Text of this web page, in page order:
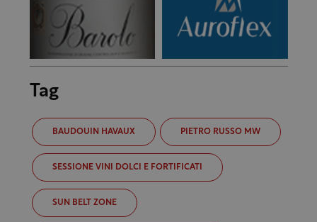
Tag
BAUDOUIN HAVAUX PIETRO RUSSO MW
SESSIONE VINI DOLCI E FORTIFICATI
SUN BELT ZONE